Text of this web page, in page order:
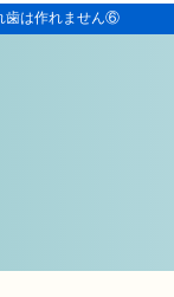
歯は作れません⑥